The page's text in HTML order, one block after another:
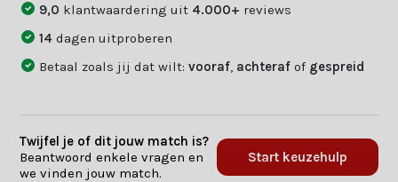
9,0 klantwaardering uit 4.000+ reviews
14dagen uitproberen
Betaal zoals jij dat wilt:vooraf achteraf of gespreid
Twijfel je of dit jouw match is?
Beantwoord enkele vragen en
we vinden jouw match.
Start keuzehulp